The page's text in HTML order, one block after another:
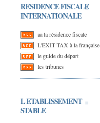
RESIDENCE FISCALE
INTERNATIONALE
aa la résidence fiscale
L'EXIT TAX à la française
le guide du départ
les tribunes
L ETABLISSEMENT
STABLE